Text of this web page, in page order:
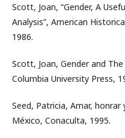
Scott, Joan, “Gender, A
Analysis”, American
1986.
Scott, Joan, Gender and
Columbia University Press,
Seed, Patricia, Amar,
México, Conaculta, 1995.